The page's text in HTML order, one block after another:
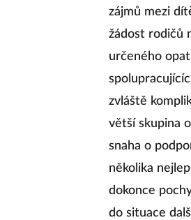
zájmů mezi
žádost rodičů
určeného
zvláště
větší skupina
snaha o
několika
dokonce
do situace